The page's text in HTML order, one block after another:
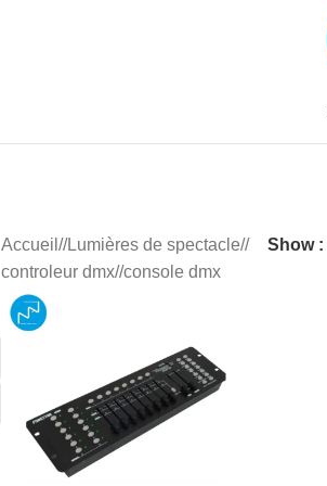
Accueil / Lumières de spectacle/
controleur dmx/ console dmx
Show